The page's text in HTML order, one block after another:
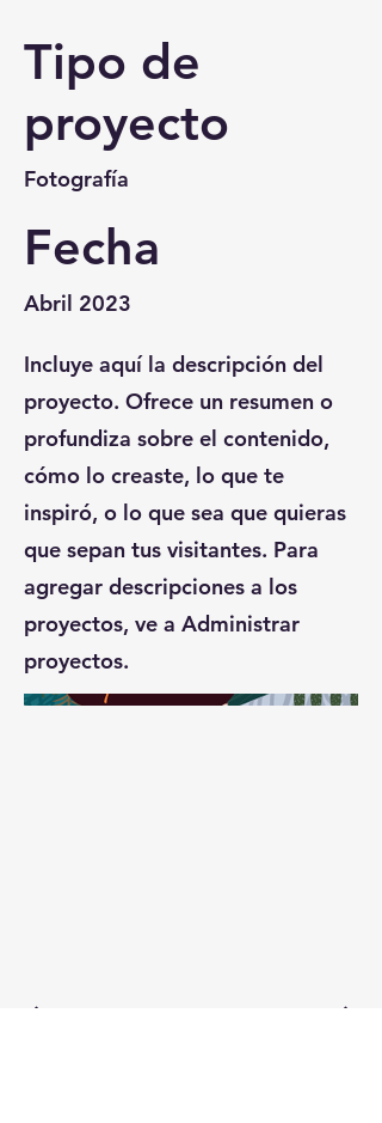
Tipo de
proyecto
Fotografía
Fecha
Abril 2023
Incluye aquí la descripción del
proyecto. Ofrece un resumen o
profundiza sobre el contenido,
cómo lo creaste, lo que te
inspiró, o lo que sea que quieras
que sepan tus visitantes. Para
agregar descripciones a los
proyectos, ve a Administrar
proyectos.